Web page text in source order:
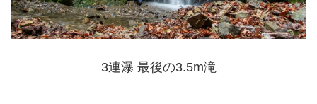
3連瀑 最後の3.5m滝